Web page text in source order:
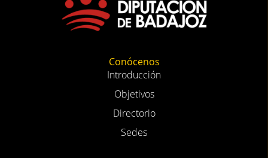
Conócenos
Introducción
Objetivos
Directorio
Sedes